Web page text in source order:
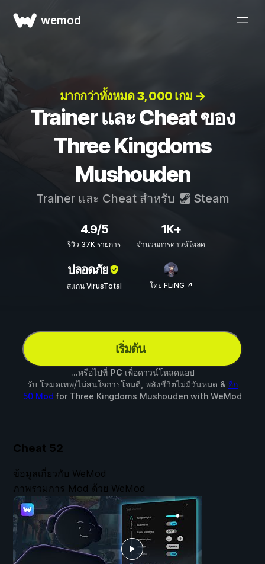
wemod
มากกว่าทั้งหมด 3, 000 เกม →
Trainer และ Cheat ของ
Three Kingdoms
Mushouden
Trainer และ Cheat สำหรับ Steam
4.9/5
รีวิว 37K รายการ
1K+
จำนวนการดาวน์โหลด
ปลอดภัย
สแกน VirusTotal โดย FLiNG ↗
เริ่มต้น
...หรือไปที่ PC เพื่อดาวน์โหลดแอป
รับ โหมดเทพ/ไม่สนใจการโจมตี, พลังชีวิตไม่มีวันหมด & อีก
50 Mod for Three Kingdoms Mushouden with WeMod
Cheat 52
ข้อมูลเกี่ยวกับ WeMod
ภาพรวมการ Mod ด้วย WeMod